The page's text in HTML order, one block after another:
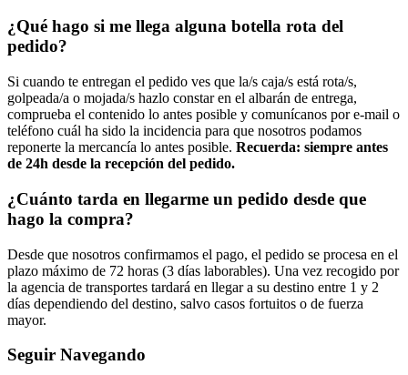
¿Qué hago si me llega alguna botella rota del
pedido?
Si cuando te entregan el pedido ves que la/s caja/s está rota/s,
golpeada/a o mojada/s hazlo constar en el albarán de entrega,
comprueba el contenido lo antes posible y comunícanos por e-mail o
teléfono cuál ha sido la incidencia para que nosotros podamos
reponerte la mercancía lo antes posible. Recuerda: siempre antes
de 24h desde la recepción del pedido.
¿Cuánto tarda en llegarme un pedido desde que
hago la compra?
Desde que nosotros confirmamos el pago, el pedido se procesa en el
plazo máximo de 72 horas (3 días laborables). Una vez recogido por
la agencia de transportes tardará en llegar a su destino entre 1 y 2
días dependiendo del destino, salvo casos fortuitos o de fuerza
mayor.
Seguir Navegando